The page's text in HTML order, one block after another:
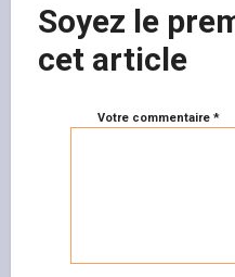
Soyez le
cet article
Votre commentaire *